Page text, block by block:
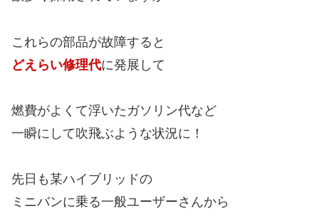
これらの部品が故障すると
どえらい修理代に発展して
燃費がよくて浮いたガソリン代など
一瞬にして吹飛ぶような状況に！
先日も某ハイブリッドの
ミニバンに乗る一般ユーザーさんから